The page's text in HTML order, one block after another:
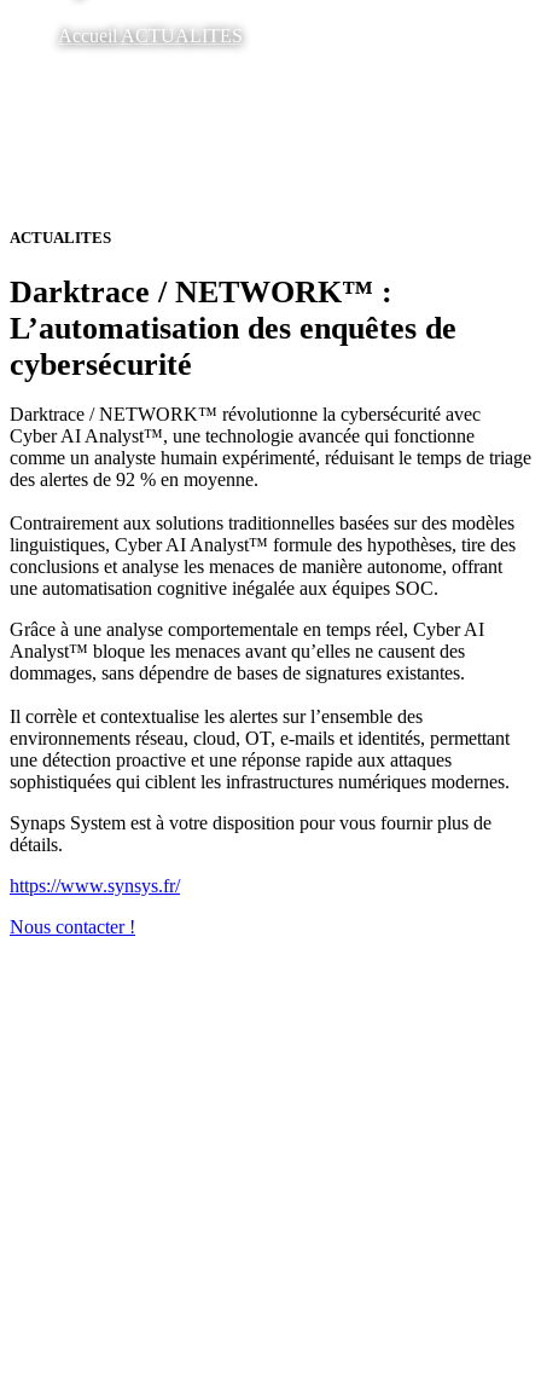
AccueilACTUALITES
ACTUALITES
Darktrace / NETWORK™ :
L’automatisation des enquêtes de
cybersécurité
Darktrace / NETWORK™ révolutionne la cybersécurité avec
Cyber AI Analyst™, une technologie avancée qui fonctionne
comme un analyste humain expérimenté, réduisant le temps de triage
des alertes de 92 % en moyenne.
Contrairement aux solutions traditionnelles basées sur des modèles
linguistiques, Cyber AI Analyst™ formule des hypothèses, tire des
conclusions et analyse les menaces de manière autonome, offrant
une automatisation cognitive inégalée aux équipes SOC.
Grâce à une analyse comportementale en temps réel, Cyber AI
Analyst™ bloque les menaces avant qu’elles ne causent des
dommages, sans dépendre de bases de signatures existantes.
Il corrèle et contextualise les alertes sur l’ensemble des
environnements réseau, cloud, OT, e-mails et identités, permettant
une détection proactive et une réponse rapide aux attaques
sophistiquées qui ciblent les infrastructures numériques modernes.
Synaps System est à votre disposition pour vous fournir plus de
détails.
https://www.synsys.fr/
Nous contacter !